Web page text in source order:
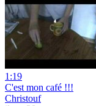
1:19
C'est mon café !!!
Christouf